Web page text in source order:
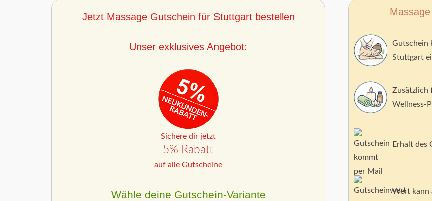
Jetzt Massage Gutschein für Stuttgart bestellen
Unser exklusives Angebot:
Sichere dir jetzt
5% Rabatt
auf alle Gutscheine
Wähle deine Gutschein-Variante
Gutschein
Stuttgart
Zusätzlich
Wellness-
Erhalt des
Wert kann